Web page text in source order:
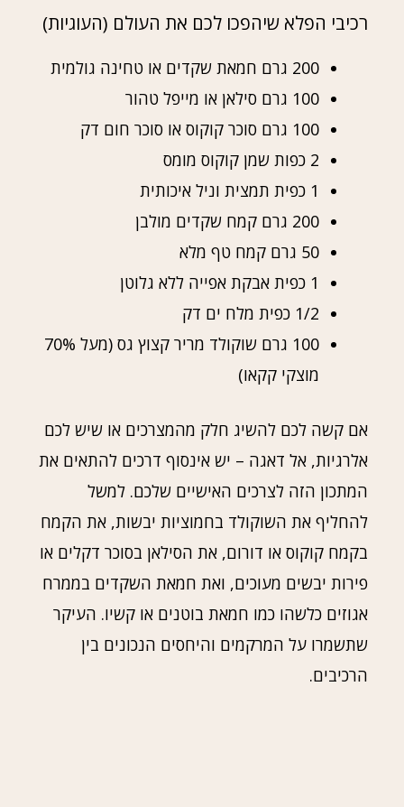
רכיבי הפלא שיהפכו לכם את העולם (העוגיות)
200 גרם חמאת שקדים או טחינה גולמית
100 גרם סילאן או מייפל טהור
100 גרם סוכר קוקוס או סוכר חום דק
2 כפות שמן קוקוס מומס
1 כפית תמצית וניל איכותית
200 גרם קמח שקדים מולבן
50 גרם קמח טף מלא
1 כפית אבקת אפייה ללא גלוטן
1/2 כפית מלח ים דק
100 גרם שוקולד מריר קצוץ גס (מעל 70%
מוצקי קקאו)
אם קשה לכם להשיג חלק מהמצרכים או שיש לכם
אלרגיות, אל דאגה – יש אינסוף דרכים להתאים את
המתכון הזה לצרכים האישיים שלכם. למשל
להחליף את השוקולד בחמוציות יבשות, את הקמח
בקמח קוקוס או דורום, את הסילאן בסוכר דקלים או
פירות יבשים מעוכים, ואת חמאת השקדים בממרח
אגוזים כלשהו כמו חמאת בוטנים או קשיו. העיקר
שתשמרו על המרקמים והיחסים הנכונים בין
הרכיבים.